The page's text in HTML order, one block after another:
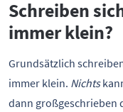
Schreiben
immer klein?
Grundsätzlich
immer klein. Nichts
dann großgeschrieben